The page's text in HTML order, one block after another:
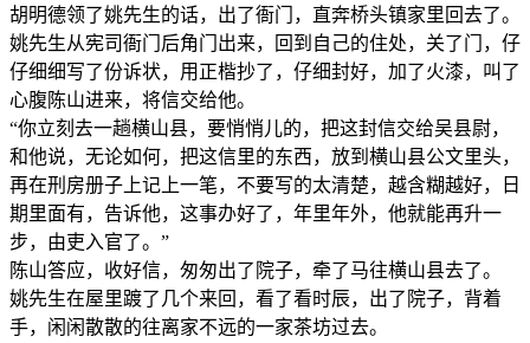
胡明德领了姚先生的话，出了衙门，直奔桥头镇家里回去了。
姚先生从宪司衙门后角门出来，回到自己的住处，关了门，仔
仔细细写了份诉状，用正楷抄了，仔细封好，加了火漆，叫了
心腹陈山进来，将信交给他。
“你立刻去一趟横山县，要悄悄儿的，把这封信交给吴县尉，
和他说，无论如何，把这信里的东西，放到横山县公文里头，
再在刑房册子上记上一笔，不要写的太清楚，越含糊越好，日
期里面有，告诉他，这事办好了，年里年外，他就能再升一
步，由吏入官了。”
陈山答应，收好信，匆匆出了院子，牵了马往横山县去了。
姚先生在屋里踱了几个来回，看了看时辰，出了院子，背着
手，闲闲散散的往离家不远的一家茶坊过去。